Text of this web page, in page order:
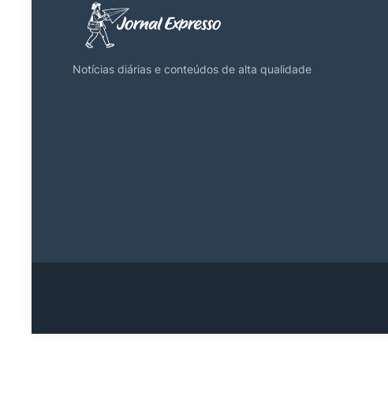
Notícias diárias e conteúdos de alta qualidade